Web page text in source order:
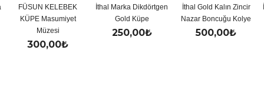
FÜSUN KELEBEK
KÜPE Masumiyet
Müzesi
300,00₺
İthal Marka Dikdörtgen
Gold Küpe
250,00₺
İthal Gold Kalın Zincir
Nazar Boncuğu Kolye
500,00₺